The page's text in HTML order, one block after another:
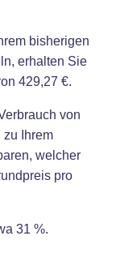
bisherigen
erhalten Sie
429,27 €.
von
zu Ihrem
welcher
pro
31 %.